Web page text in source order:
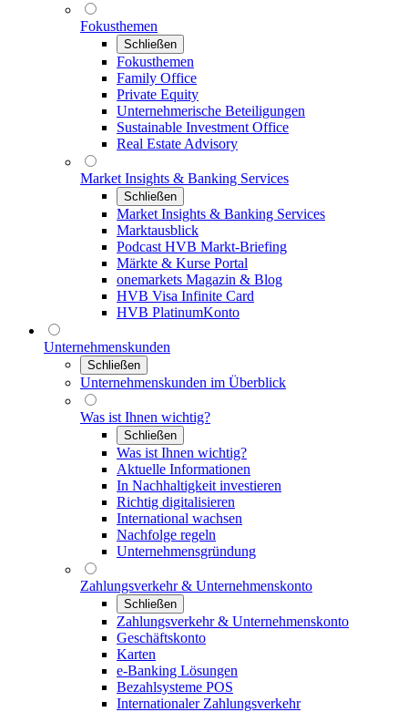
Fokusthemen
Schließen
Fokusthemen
Family Office
Private Equity
Unternehmerische Beteiligungen
Sustainable Investment Office
Real Estate Advisory
Market Insights & Banking Services
Schließen
Market Insights & Banking Services
Marktausblick
Podcast HVB Markt-Briefing
Märkte & Kurse Portal
onemarkets Magazin & Blog
HVB Visa Infinite Card
HVB PlatinumKonto
Unternehmenskunden
Schließen
Unternehmenskunden im Überblick
Was ist Ihnen wichtig?
Schließen
Was ist Ihnen wichtig?
Aktuelle Informationen
In Nachhaltigkeit investieren
Richtig digitalisieren
International wachsen
Nachfolge regeln
Unternehmensgründung
Zahlungsverkehr & Unternehmenskonto
Schließen
Zahlungsverkehr & Unternehmenskonto
Geschäftskonto
Karten
e-Banking Lösungen
Bezahlsysteme POS
Internationaler Zahlungsverkehr